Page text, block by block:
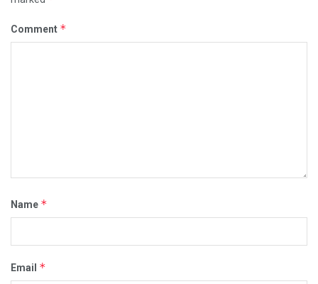
Comment *
Name *
Email *